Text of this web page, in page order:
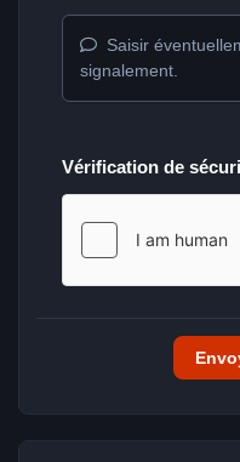
Saisir
signalement.
Vérification de